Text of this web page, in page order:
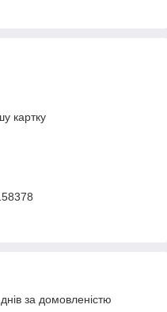
картку
за домовленістю